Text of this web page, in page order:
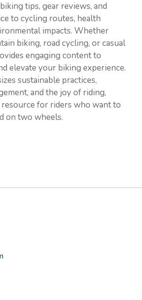
tips, gear reviews, and
to cycling routes, health
impacts. Whether
biking, road cycling, or casual
engaging content to
elevate your biking experience.
sustainable practices,
and the joy of riding,
for riders who want to
on two wheels.